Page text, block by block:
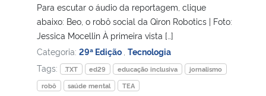
Para escutar o áudio da reportagem, clique
abaixo: Beo, o robô social da Qiron Robotics | Foto:
Jessica Mocellin À primeira vista […]
Categoria: 29ª Edição Tecnologia
Tags:
.TXT ed29 educação inclusiva
jornalismo
robô
saúde mental TEA